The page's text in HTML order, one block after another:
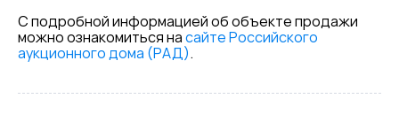
С подробной информацией об объекте продажи
можно ознакомиться насайте Российского
аукционного дома (РАД).